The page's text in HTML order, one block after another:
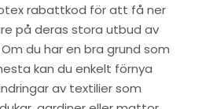
rabattkod för att få ner
på deras stora utbud av
du har en bra grund som
kan du enkelt förnya
av textilier som